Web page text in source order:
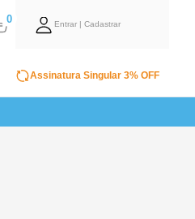
0 Entrar | Cadastrar
Assinatura Singular 3% OFF